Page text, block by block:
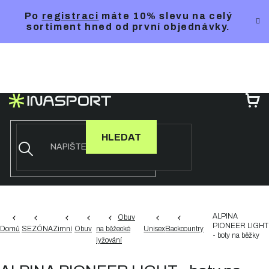
Po registraci máte 10% slevu na celý
sortiment hned od první objednávky.
HLEDAT
Domů SEZÓNAZimní Obuv
Obuv
na běžecké
lyžování
UnisexBackcountry
ALPINA
PIONEER LIGHT
- boty na běžky